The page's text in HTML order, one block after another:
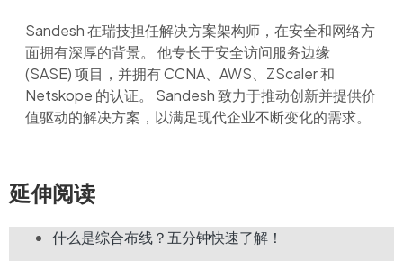
Sandesh在瑞技担任解决方案架构师，在安全和网络方
面拥有深厚的背景。 他专长于安全访问服务边缘
(SASE)项目，并拥有CCNA、AWS、ZScaler和
Netskope 的认证。 Sandesh致力于推动创新并提供价
值驱动的解决方案，以满足现代企业不断变化的需求。
延伸阅读
什么是综合布线？五分钟快速了解！